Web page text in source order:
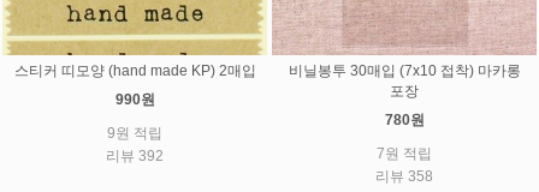
스티커 띠모양 (hand made KP) 2매입
990원
9원 적립
리뷰 392
비닐봉투 30매입 (7x10 접착) 마카롱
포장
780원
7원 적립
리뷰 358